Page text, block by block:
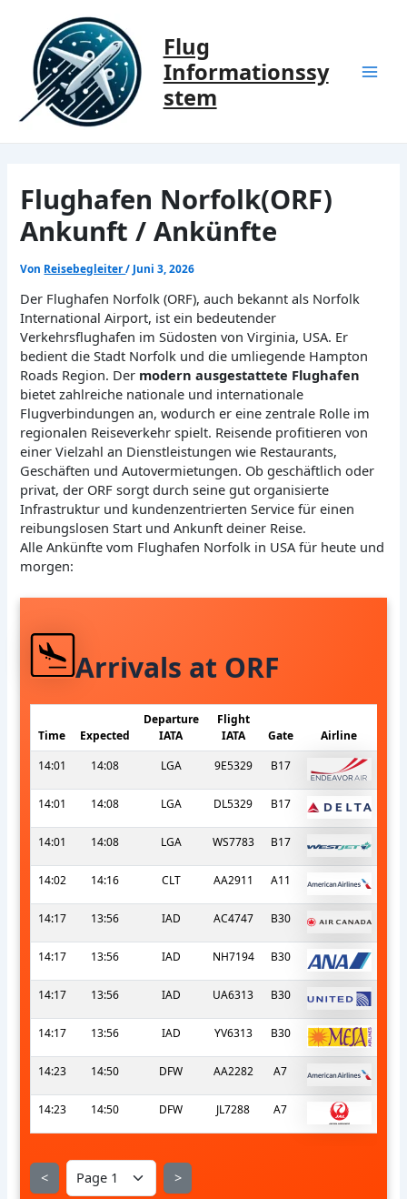
springen
Flug
Informationssy
stem
Flughafen Norfolk(ORF)
Ankunft / Ankünfte
Von Reisebegleiter/ Juni 3, 2026
Der Flughafen Norfolk (ORF), auch bekannt als Norfolk
International Airport, ist ein bedeutender
Verkehrsflughafen im Südosten von Virginia, USA. Er
bedient die Stadt Norfolk und die umliegende Hampton
Roads Region. Der modern ausgestattete Flughafen
bietet zahlreiche nationale und internationale
Flugverbindungen an, wodurch er eine zentrale Rolle im
regionalen Reiseverkehr spielt. Reisende profitieren von
einer Vielzahl an Dienstleistungen wie Restaurants,
Geschäften und Autovermietungen. Ob geschäftlich oder
privat, der ORF sorgt durch seine gut organisierte
Infrastruktur und kundenzentrierten Service für einen
reibungslosen Start und Ankunft deiner Reise.
Alle Ankünfte vom Flughafen Norfolk in USA für heute und
morgen:
Arrivals at ORF
Time Expected
Departure
IATA
Flight
IATA
Gate
Airline
14:01
14:08 LGA 9E5329 B17
14:01 14:08 LGA DL5329 B17
14:01 14:08 LGA WS7783 B17
14:02 14:16 CLT AA2911 A11
14:17 13:56 IAD AC4747 B30
14:17 13:56 IAD NH7194 B30
14:17 13:56 IAD UA6313 B30
14:17 13:56 IAD YV6313 B30
14:23 14:50 DFW AA2282 A7
14:23 14:50 DFW JL7288 A7
< >